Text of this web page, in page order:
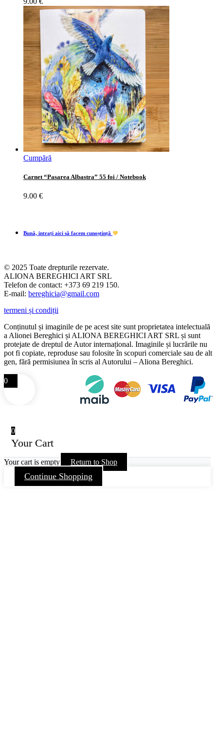
Cumpără
Carnet “Pasarea Albastra” 55 foi / Notebook
9.00 €
Bună, intrați aici să facem cunoștință
© 2025 Toate drepturile rezervate.
ALIONA BEREGHICI ART SRL
Telefon de contact: +373 69 219 150.
E-mail: bereghicia@gmail.com
termeni și condiții
Conținutul și imaginile de pe acest site sunt proprietatea intelectuală
a Alionei Bereghici și ALIONA BEREGHICI ART SRL și sunt
protejate de dreptul de Autor internațional. Imaginile și lucrările nu
pot fi copiate, reproduse sau folosite în scopuri comerciale sau de alt
gen, fără permisiunea în scris al Autorului – Aliona Bereghici.
0
0
Your Cart
Your cart is empty Return to Shop
Continue Shopping